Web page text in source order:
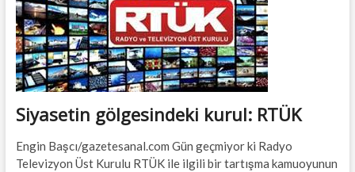
dönüştü?
Siyasetin gölgesindeki kurul: RTÜK
Engin Başcı/gazetesanal.com Gün geçmiyor ki Radyo
Televizyon Üst Kurulu RTÜK ile ilgili bir tartışma kamuoyunun